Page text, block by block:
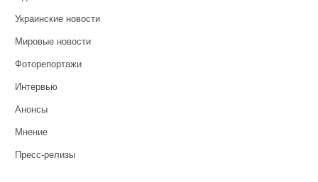
Украинские новости
Мировые новости
Фоторепортажи
Интервью
Анонсы
Мнение
Пресс-релизы